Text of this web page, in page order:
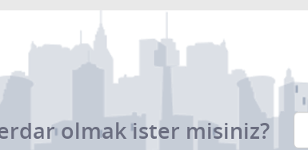
olmak ister misiniz?